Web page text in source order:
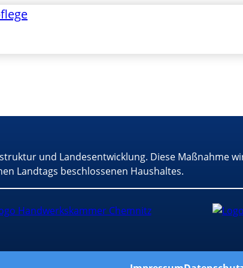
und Landesentwicklung. Diese Maßnahme
Landtags beschlossenen Haushaltes.